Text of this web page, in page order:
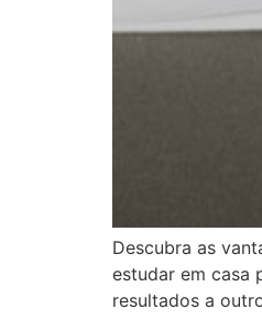
Descubra as
estudar em casa
resultados a